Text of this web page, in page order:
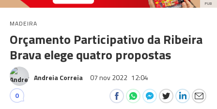
PUB
MADEIRA
Orçamento Participativo da Ribeira
Brava elege quatro propostas
Andreia Correia 07 nov 2022 12:04
0